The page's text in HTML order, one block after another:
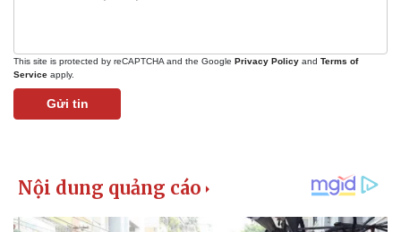
This site is protected by reCAPTCHA and the Google Privacy Policy and Terms of
Service apply.
Gửi tin